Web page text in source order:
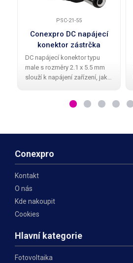
PSC-21-55
Conexpro DC napájecí
konektor zástrčka
2.1x5.5 mm s pružinovou
svorkou
DC napájecí konektor typu
male s rozměry 2.1 x 5.5 mm
slouží k napájení zařízení, jako
jsou opatřena shodnou DC
Conexpro
Kontakt
O nás
Kde nakoupit
Cookies
Hlavní kategorie
Fotovoltaika